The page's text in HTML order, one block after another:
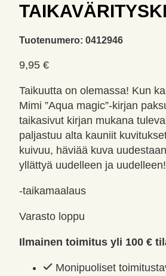
Tuotenumero: 0412946
9,95 €
Taikuutta on olemassa! Kun
Mimi ”Aqua magic”-kirjan
taikasivut kirjan mukana
paljastuu alta kauniit
kuivuu, häviää kuva
yllättyä uudelleen ja uudelleen!
-taikamaalaus
Varasto loppu
Ilmainen toimitus yli 100 €
Monipuoliset